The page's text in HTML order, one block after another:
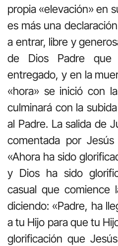
propia «elevación» en
es más una
a entrar, libre y
de Dios Padre
entregado, y en la
«hora» se inició con
culminará con la
al Padre. La salida de
comentada por
«Ahora ha sido
y Dios ha sido
casual que comience
diciendo: «Padre, ha
a tu Hijo para que tu
glorificación que